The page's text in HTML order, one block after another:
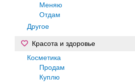
Меняю
Отдам
Другое
Красота и здоровье
Косметика
Продам
Куплю